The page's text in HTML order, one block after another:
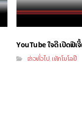
YouTube ໃຈດີ ເປີດຟີເ
ຂ່າວທົ່ວໄປ,ເທັກໂນໂລຢີ